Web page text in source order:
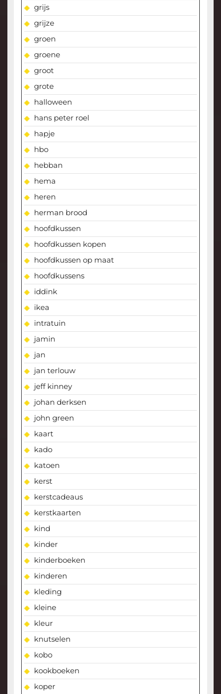
grijs
grijze
groen
groene
groot
grote
halloween
hans peter roel
hapje
hbo
hebban
hema
heren
herman brood
hoofdkussen
hoofdkussen kopen
hoofdkussen op maat
hoofdkussens
iddink
ikea
intratuin
jamin
jan
jan terlouw
jeff kinney
johan derksen
john green
kaart
kado
katoen
kerst
kerstcadeaus
kerstkaarten
kind
kinder
kinderboeken
kinderen
kleding
kleine
kleur
knutselen
kobo
kookboeken
koper